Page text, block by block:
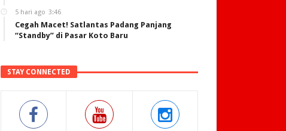
5 hari ago 3:46
Cegah Macet! Satlantas Padang Panjang
“Standby” di Pasar Koto Baru
STAY CONNECTED